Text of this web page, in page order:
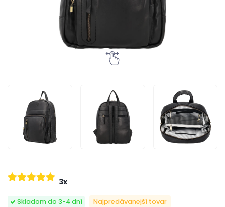
Skladom do 3-4 dní
Najpredávanejší tovar
3x